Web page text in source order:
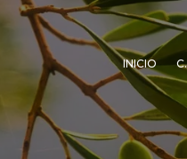
INICIO